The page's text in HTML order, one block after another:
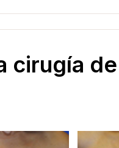
cirugía